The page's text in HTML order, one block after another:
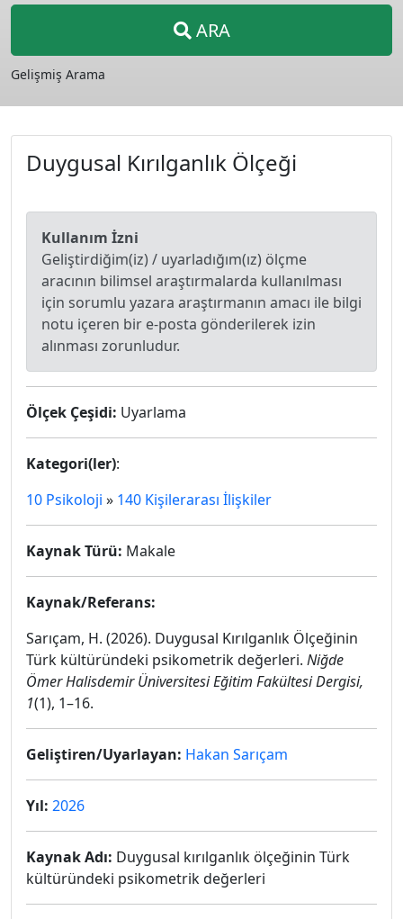
ARA
Gelişmiş Arama
Duygusal Kırılganlık Ölçeği
Kullanım İzni
Geliştirdiğim(iz) / uyarladığım(ız) ölçme
aracının bilimsel araştırmalarda kullanılması
için sorumlu yazara araştırmanın amacı ile bilgi
notu içeren bir e-posta gönderilerek izin
alınması zorunludur.
Ölçek Çeşidi: Uyarlama
Kategori(ler):
10 Psikoloji » 140 Kişilerarası İlişkiler
Kaynak Türü: Makale
Kaynak/Referans:
Sarıçam, H. (2026). Duygusal Kırılganlık Ölçeğinin
Türk kültüründeki psikometrik değerleri. Niğde
Ömer Halisdemir Üniversitesi Eğitim Fakültesi Dergisi,
1(1), 1–16.
Geliştiren/Uyarlayan: Hakan Sarıçam
Yıl: 2026
Kaynak Adı: Duygusal kırılganlık ölçeğinin Türk
kültüründeki psikometrik değerleri